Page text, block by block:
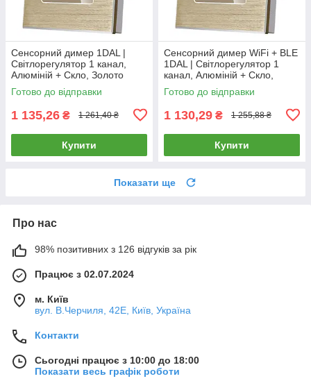
Сенсорний димер 1DAL |
Світлорегулятор 1 канал,
Алюміній + Скло, Золото
(A86-DR.GD)
Готово до відправки
1 135,26 ₴ 1 261,40 ₴
Купити
Сенсорний димер WiFi + BLE
1DAL | Світлорегулятор 1
канал, Алюміній + Скло,
Золото (A86-DR.WF.GD)
Готово до відправки
1 130,29 ₴ 1 255,88 ₴
Купити
Показати ще
Про нас
98% позитивних з 126 відгуків за рік
Працює з 02.07.2024
м. Київ
вул. В.Черчиля, 42Е, Київ, Україна
Контакти
Сьогодні працює з 10:00 до 18:00
Показати весь графік роботи